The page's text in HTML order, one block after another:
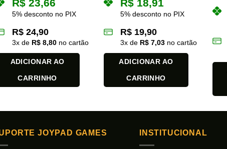
R$23,66
5% desconto no PIX
R$24,90
3x de R$8,80no cartão
ADICIONAR AO
CARRINHO
R$ 18,91
5% desconto no PIX
R$ 19,90
3x de R$ 7,03 no cartão
ADICIONAR AO
CARRINHO
JOYPAD GAMES INSTITUCIONAL